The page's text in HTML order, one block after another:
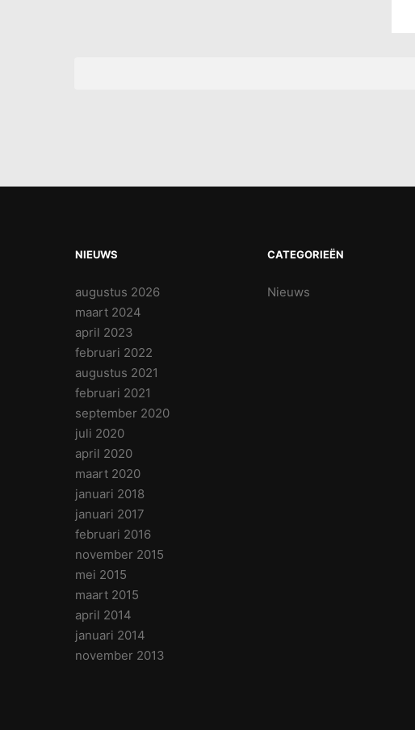
NIEUWS
augustus 2026
maart 2024
april 2023
februari 2022
augustus 2021
februari 2021
september 2020
juli 2020
april 2020
maart 2020
januari 2018
januari 2017
februari 2016
november 2015
mei 2015
maart 2015
april 2014
januari 2014
november 2013
CATEGORIEËN
Nieuws